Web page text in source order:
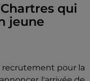
qui
jeune
recrutement pour la